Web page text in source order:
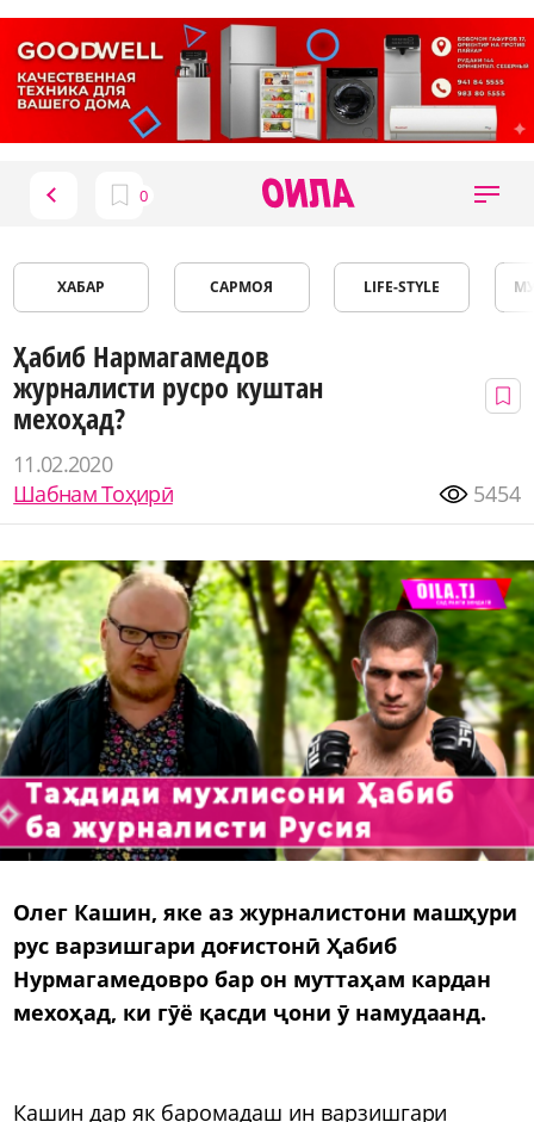
ХАБАР САРМОЯ LIFE-STYLE
Ҳабиб Нармагамедов
журналисти русро куштан
мехоҳад?
11.02.2020
Шабнам Тоҳирӣ
5454
Олег Кашин, яке аз журналистони машҳури
рус варзишгари доғистонӣ Ҳабиб
Нурмагамедовро бар он муттаҳам кардан
мехоҳад, ки гӯё қасди ҷони ӯ намудаанд.
Кашин дар як баромадаш ин варзишгари